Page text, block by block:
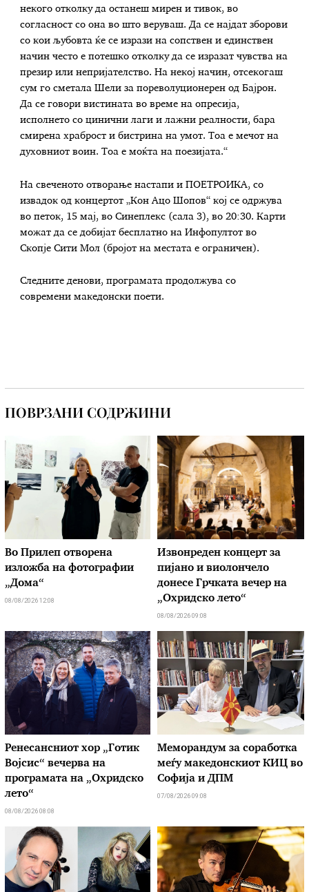
некого отколку да останеш мирен и тивок, во
согласност со она во што веруваш. Да се најдат зборови
со кои љубовта ќе се изрази на сопствен и единствен
начин често е потешко отколку да се изразат чувства на
презир или непријателство. На некој начин, отсекогаш
сум го сметала Шели за пореволуционерен од Бајрон.
Да се говори вистината во време на опресија,
исполнето со цинични лаги и лажни реалности, бара
смирена храброст и бистрина на умот. Тоа е мечот на
духовниот воин. Тоа е моќта на поезијата.“
На свеченото отворање настапи и ПОЕТРОИКА, со
извадок од концертот „Кон Ацо Шопов“ кој се одржува
во петок, 15 мај, во Синеплекс (сала 3), во 20:30. Карти
можат да се добијат бесплатно на Инфопултот во
Скопје Сити Мол (бројот на местата е ограничен).
Следните денови, програмата продолжува со
современи македонски поети.
ПОВРЗАНИ СОДРЖИНИ
Во Прилеп отворена
изложба на фотографии
„Дома“
08/08/2026 12:08
Извонреден концерт за
пијано и виолончело
донесе Грчката вечер на
„Охридско лето“
08/08/2026 09:08
Ренесансниот хор „Готик
Војсис“ вечерва на
програмата на „Охридско
лето“
08/08/2026 08:08
Меморандум за соработка
меѓу македонскиот КИЦ во
Софија и ДПМ
07/08/2026 09:08